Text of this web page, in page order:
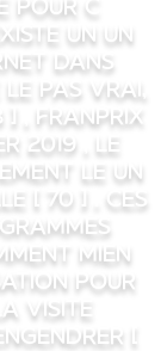
pour c
un un
dans
pas vrai,
, Franprix
2019 , le
le un
[ 70 ] . Ces
mien
pour
visite
[